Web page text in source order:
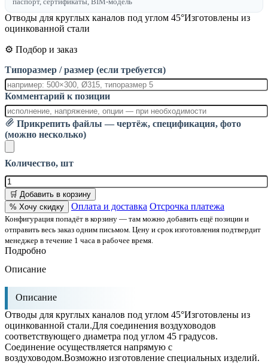
Отводы для круглых каналов под углом 45°Изготовлены из
оцинкованной стали
⚙️ Подбор и заказ
Типоразмер / размер (если требуется)
Комментарий к позиции
Прикрепить файлы — чертёж, спецификация, фото
(можно несколько)
Количество, шт
🛒 Добавить в корзину
% Хочу скидку
Оплата и доставка Отсрочка платежа
Конфигурация попадёт в корзину — там можно добавить ещё позиции и
отправить весь заказ одним письмом. Цену и срок изготовления подтвердит
менеджер в течение 1 часа в рабочее время.
Подробно
Описание
Описание
Отводы для круглых каналов под углом 45°Изготовлены из
оцинкованной стали.Для соединения воздуховодов
соответствующего диаметра под углом 45 градусов.
Соединение осуществляется напрямую с
воздуховодом.Возможно изготовление специальных изделий.